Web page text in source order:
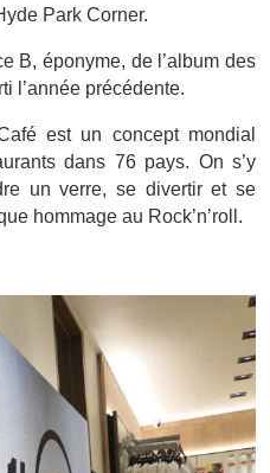
Park Corner.
B, éponyme, de l’album des
l’année précédente.
est un concept mondial
dans 76 pays. On s’y
un verre, se divertir et se
hommage au Rock’n’roll.